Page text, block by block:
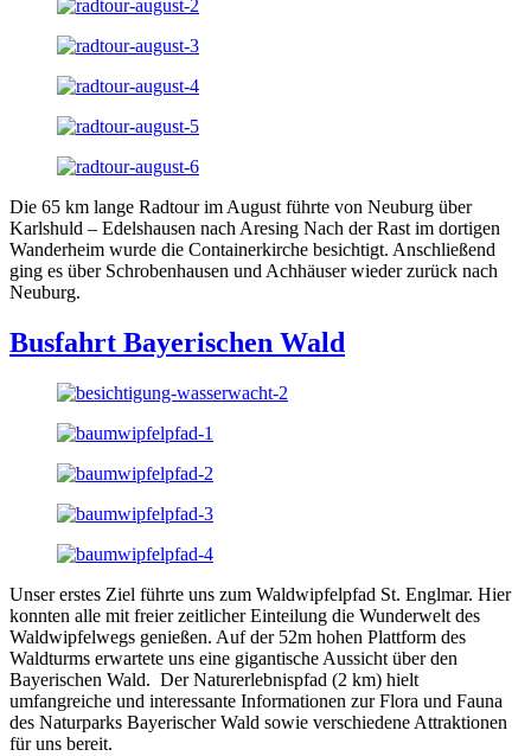
Die 65 km lange Radtour im August führte von Neuburg über
Karlshuld – Edelshausen nach Aresing Nach der Rast im dortigen
Wanderheim wurde die Containerkirche besichtigt. Anschließend
ging es über Schrobenhausen und Achhäuser wieder zurück nach
Neuburg.
Busfahrt Bayerischen Wald
Unser erstes Ziel führte uns zum Waldwipfelpfad St. Englmar. Hier
konnten alle mit freier zeitlicher Einteilung die Wunderwelt des
Waldwipfelwegs genießen. Auf der 52m hohen Plattform des
Waldturms erwartete uns eine gigantische Aussicht über den
Bayerischen Wald. Der Naturerlebnispfad (2 km) hielt
umfangreiche und interessante Informationen zur Flora und Fauna
des Naturparks Bayerischer Wald sowie verschiedene Attraktionen
für uns bereit.